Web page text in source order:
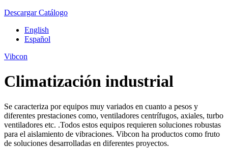
Descargar Catálogo
English
Español
Vibcon
Climatización industrial
Se caracteriza por equipos muy variados en cuanto a pesos y
diferentes prestaciones como, ventiladores centrífugos, axiales, turbo
ventiladores etc. .Todos estos equipos requieren soluciones robustas
para el aislamiento de vibraciones. Vibcon ha productos como fruto
de soluciones desarrolladas en diferentes proyectos.